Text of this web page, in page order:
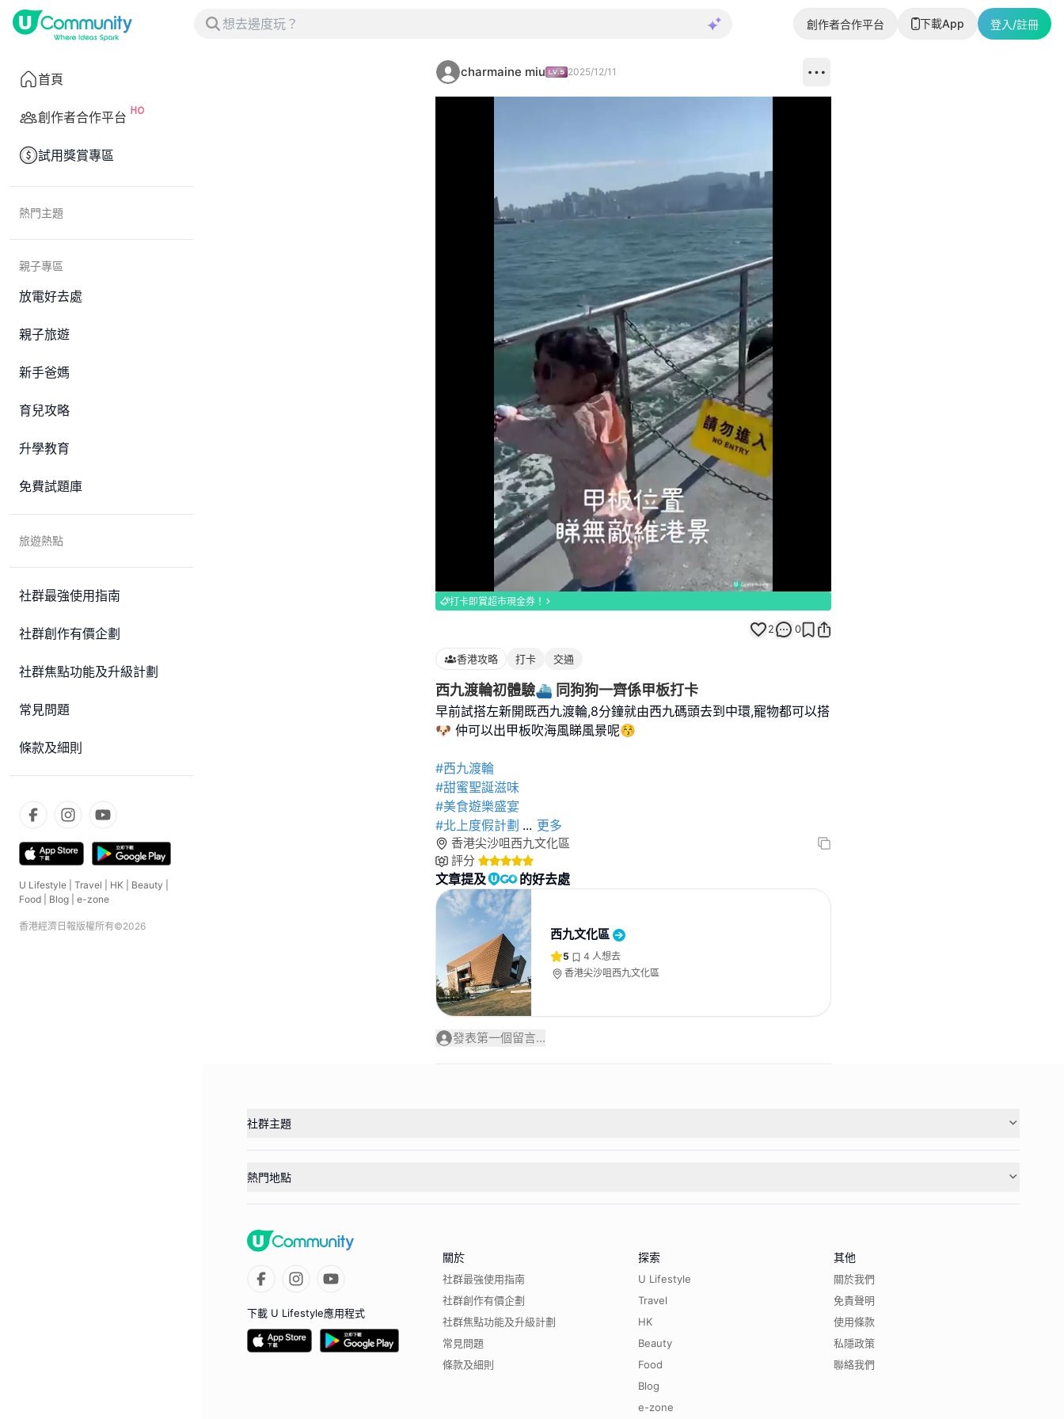
創作者合作平台 下載App 登入/註冊
首頁
創作者合作平台
試用獎賞專區
熱門主題
親子專區
放電好去處
親子旅遊
新手爸媽
育兒攻略
升學教育
免費試題庫
旅遊熱點
社群最強使用指南
社群創作有價企劃
社群焦點功能及升級計劃
常見問題
條款及細則
U Lifestyle Travel HK Beauty
Food
Blog e-zone
香港經濟日報版權所有©2026
charmaine miu 2025/12/11
Loaded
100.00%
打卡即賞超市現金券！
2 0
香港攻略 打卡 交通
西九渡輪初體驗⛴ 同狗狗一齊係甲板打卡
早前試搭左新開既西九渡輪,8分鐘就由西九碼頭去到中環,寵物都可以搭
🐶 仲可以出甲板吹海風睇風景呢😚
#西九渡輪
#甜蜜聖誕滋味
#美食遊樂盛宴
#北上度假計劃 ... 更多
香港尖沙咀西九文化區
評分
文章提及 的好去處
西九文化區
5 4 人想去
香港尖沙咀西九文化區
發表第一個留言...
社群主題
熱門地點
下載 U Lifestyle應用程式
關於
社群最強使用指南
社群創作有價企劃
社群焦點功能及升級計劃
常見問題
條款及細則
探索
U Lifestyle
Travel
HK
Beauty
Food
Blog
e-zone
其他
關於我們
免責聲明
使用條款
私隱政策
聯絡我們